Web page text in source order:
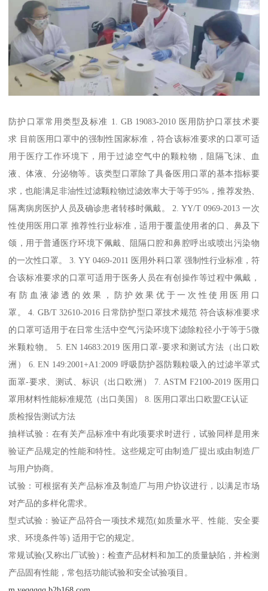
防护口罩常用类型及标准 1. GB 19083-2010 医用防护口罩技术要
求 目前医用口罩中的强制性国家标准，符合该标准要求的口罩可适
用于医疗工作环境下，用于过滤空气中的颗粒物，阻隔飞沫、血
液、体液、分泌物等。该类型口罩除了具备医用口罩的基本指标要
求，也能满足非油性过滤颗粒物过滤效率大于等于95%，推荐发热、
隔离病房医护人员及确诊患者转移时佩戴。 2. YY/T 0969-2013 一次
性使用医用口罩 推荐性行业标准，适用于覆盖使用者的口、鼻及下
颌，用于普通医疗环境下佩戴、阻隔口腔和鼻腔呼出或喷出污染物
的一次性口罩。 3. YY 0469-2011 医用外科口罩 强制性行业标准，符
合该标准要求的口罩可适用于医务人员在有创操作等过程中佩戴，
有防血液渗透的效果，防护效果优于一次性使用医用口
罩。 4. GB/T 32610-2016 日常防护型口罩技术规范 符合该标准要求
的口罩可适用于在日常生活中空气污染环境下滤除粒径小于等于5微
米颗粒物。 5. EN 14683:2019 医用口罩-要求和测试方法（出口欧
洲） 6. EN 149:2001+A1:2009 呼吸防护器防颗粒吸入的过滤半罩式
面罩-要求、测试、标识（出口欧洲） 7. ASTM F2100-2019 医用口
罩用材料性能标准规范（出口美国） 8. 医用口罩出口欧盟CE认证
质检报告测试方法
抽样试验：在有关产品标准中有此项要求时进行，试验同样是用来
验证产品规定的性能和特性。这些规定可由制造厂提出或由制造厂
与用户协商。
试验：可根据有关产品标准及制造厂与用户协议进行，以满足市场
对产品的多样化需求。
型式试验：验证产品符合一项技术规范(如质量水平、性能、安全要
求、环境条件等) 适用于它的规定。
常规试验(又称出厂试验)：检查产品材料和加工的质量缺陷，并检测
产品固有性能，常包括功能试验和安全试验项目。